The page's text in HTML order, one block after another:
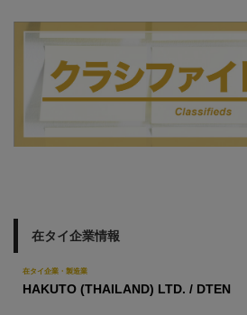
在タイ企業情報
在タイ企業・製造業
HAKUTO (THAILAND) LTD. / DTEN